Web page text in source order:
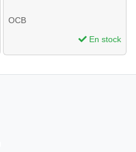
OCB
En stock